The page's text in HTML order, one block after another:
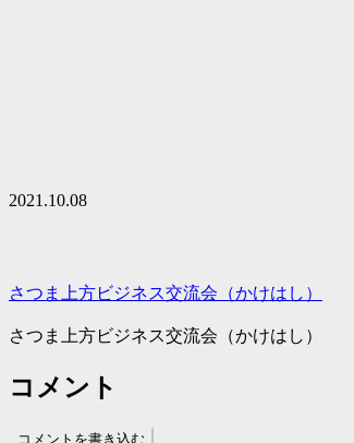
2021.10.08
さつま上方ビジネス交流会（かけはし）
さつま上方ビジネス交流会（かけはし）
コメント
コメントを書き込む